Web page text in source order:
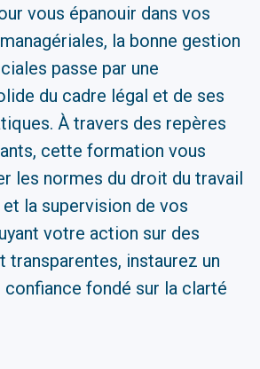
vous épanouir dans vos
la bonne gestion
passe par une
du cadre légal et de ses
À travers des repères
cette formation vous
les normes du droit du travail
la supervision de vos
votre action sur des
transparentes, instaurez un
confiance fondé sur la clarté